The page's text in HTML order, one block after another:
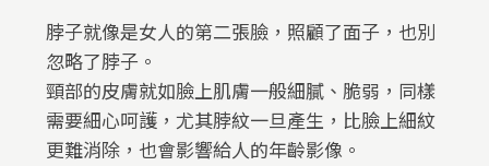
脖子就像是女人的第二張臉，照顧了面子，也別
忽略了脖子。
頸部的皮膚就如臉上肌膚一般細膩、脆弱，同樣
需要細心呵護，尤其脖紋一旦產生，比臉上細紋
更難消除，也會影響給人的年齡影像。